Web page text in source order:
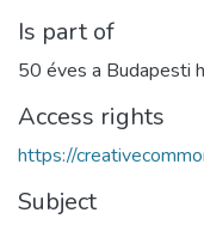
Is part of
50 éves a Budapesti
Access rights
https://
Subject